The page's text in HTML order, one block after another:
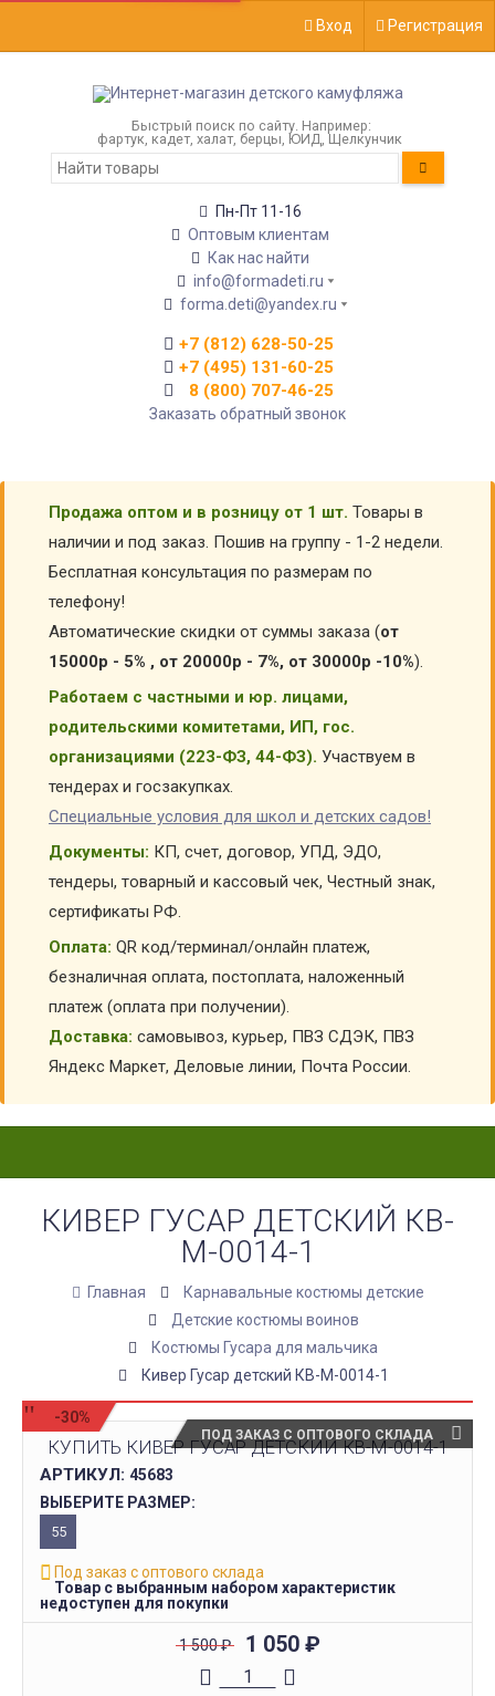
Вход Регистрация
Быстрый поиск по сайту. Например:
фартук, кадет, халат, берцы, ЮИД, Щелкунчик
Пн-Пт 11-16
Оптовым клиентам
Как нас найти
info@formadeti.ru
forma.deti@yandex.ru
+7 (812) 628-50-25
+7 (495) 131-60-25
8 (800) 707-46-25
Заказать обратный звонок
Продажа оптом и в розницу от 1 шт. Товары в
наличии и под заказ. Пошив на группу - 1-2 недели.
Бесплатная консультация по размерам по
телефону!
Автоматические скидки от суммы заказа (от
15000р - 5% , от 20000р - 7%, от 30000р -10%).
Работаем с частными и юр. лицами,
родительскими комитетами, ИП, гос.
организациями (223-ФЗ, 44-ФЗ). Участвуем в
тендерах и госзакупках.
Специальные условия для школ и детских садов!
Документы: КП, счет, договор, УПД, ЭДО,
тендеры, товарный и кассовый чек, Честный знак,
сертификаты РФ.
Оплата: QR код/терминал/онлайн платеж,
безналичная оплата, постоплата, наложенный
платеж (оплата при получении).
Доставка: самовывоз, курьер, ПВЗ СДЭК, ПВЗ
Яндекс Маркет, Деловые линии, Почта России.
КИВЕР ГУСАР ДЕТСКИЙ КВ-
М-0014-1
Главная
Карнавальные костюмы детские
Детские костюмы воинов
Костюмы Гусара для мальчика
Кивер Гусар детский КВ-М-0014-1
-30%
ПОД ЗАКАЗ С ОПТОВОГО СКЛАДА
КУПИТЬ КИВЕР ГУСАР ДЕТСКИЙ КВ-М-0014-1
АРТИКУЛ: 45683
ВЫБЕРИТЕ РАЗМЕР:
55
Под заказ с оптового склада
Товар с выбранным набором характеристик
недоступен для покупки
1 500₽ 1 050 ₽